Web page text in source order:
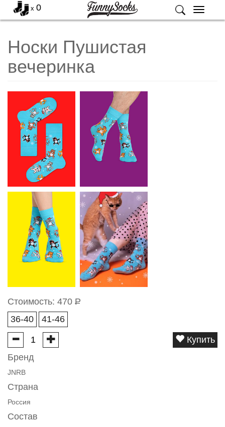
Меню
x 0
Носки Пушистая
вечеринка
Стоимость: 470 Р
36-40
41-46
Купить
Бренд
JNRB
Страна
Россия
Состав